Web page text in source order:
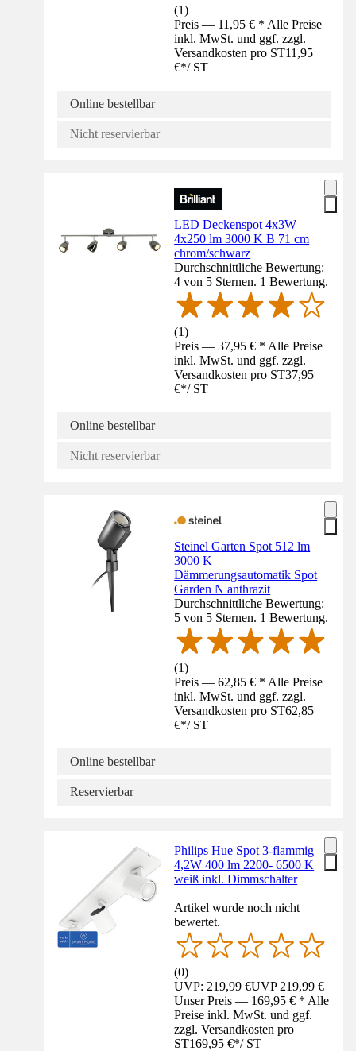
(1)
Preis — 11,95 € * Alle Preise
inkl. MwSt. und ggf. zzgl.
Versandkosten pro ST11,95
€*/ ST
Online bestellbar
Nicht reservierbar
LED Deckenspot 4x3W
4x250 lm 3000 K B 71 cm
chrom/schwarz
Durchschnittliche Bewertung:
4 von 5 Sternen. 1 Bewertung.
(1)
Preis — 37,95 € * Alle Preise
inkl. MwSt. und ggf. zzgl.
Versandkosten pro ST37,95
€*/ ST
Online bestellbar
Nicht reservierbar
Steinel Garten Spot 512 lm
3000 K
Dämmerungsautomatik Spot
Garden N anthrazit
Durchschnittliche Bewertung:
5 von 5 Sternen. 1 Bewertung.
(1)
Preis — 62,85 € * Alle Preise
inkl. MwSt. und ggf. zzgl.
Versandkosten pro ST62,85
€*/ ST
Online bestellbar
Reservierbar
Philips Hue Spot 3-flammig
4,2W 400 lm 2200- 6500 K
weiß inkl. Dimmschalter
Artikel wurde noch nicht
bewertet.
(0)
UVP: 219,99 €UVP219,99 €
Unser Preis — 169,95 € * Alle
Preise inkl. MwSt. und ggf.
zzgl. Versandkosten pro
ST169,95 €*/ ST